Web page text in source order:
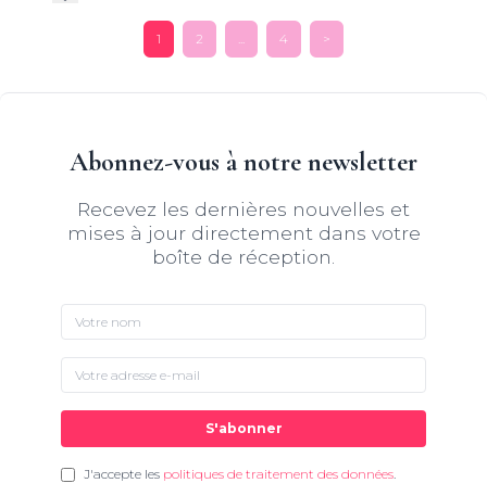
1 2 ... 4 >
Abonnez-vous à notre newsletter
Recevez les dernières nouvelles et
mises à jour directement dans votre
boîte de réception.
S'abonner
J'accepte les politiques de traitement des données.